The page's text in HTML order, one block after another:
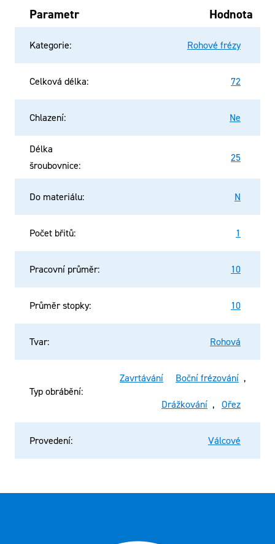
Parametr Hodnota
Kategorie: Rohové frézy
Celková délka: 72
Chlazení: Ne
Délka
šroubovnice:
25
Do materiálu: N
Počet břitů: 1
Pracovní průměr: 10
Průměr stopky: 10
Tvar: Rohová
Typ obrábění:
Zavrtávání Boční frézování ,
Drážkování , Ořez
Provedení: Válcové